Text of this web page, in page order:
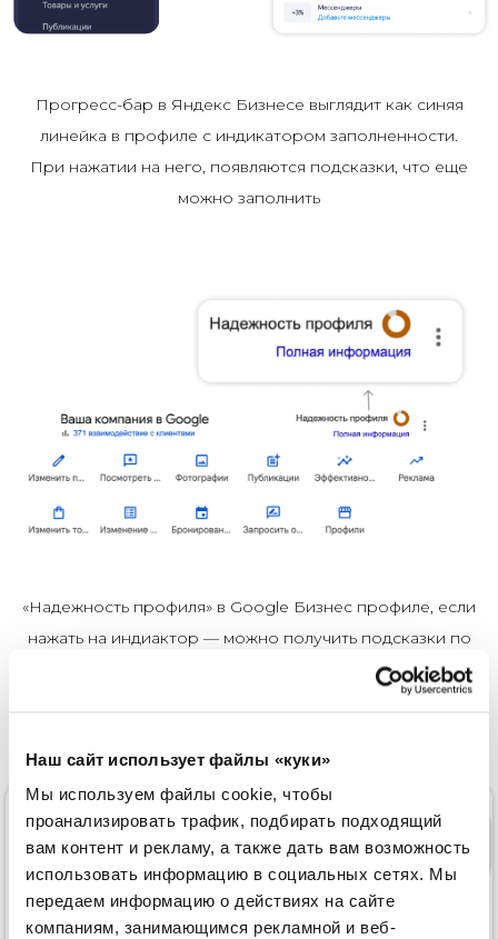
Наш сайт использует файлы «куки»
Мы используем файлы cookie, чтобы
проанализировать трафик, подбирать подходящий
вам контент и рекламу, а также дать вам возможность
использовать информацию в социальных сетях. Мы
передаем информацию о действиях на сайте
компаниям, занимающимся рекламной и веб-
Прогресс-бар в Яндекс Бизнесе выглядит как синяя
линейка в профиле с индикатором заполненности.
При нажатии на него, появляются подсказки, что еще
можно заполнить
«Надежность профиля» в Google Бизнес профиле, если
нажать на индиактор — можно получить подсказки по
заполнению карточки. В идеале он должен быть